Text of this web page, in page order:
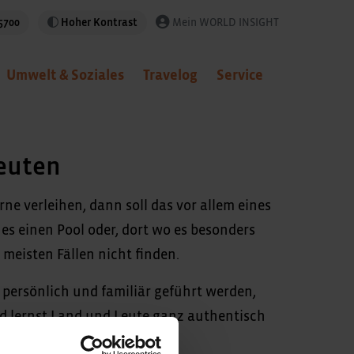
Hoher Kontrast Mein WORLD INSIGHT
Umwelt & Soziales Travelog Service
verleihen, dann soll das vor allem eines
einen Pool oder, dort wo es besonders
Fällen nicht finden.
und familiär geführt werden,
lernst Land und Leute ganz authentisch
Hotelketten.